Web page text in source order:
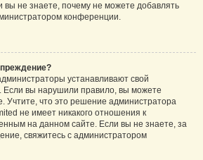
вы не знаете, почему не можете добавлять
конференции.
устанавливают свой
Если вы нарушили правило, вы можете
Учтите, что это решение администратора
не имеет никакого отношения к
на данном сайте. Если вы не знаете, за
свяжитесь с администратором